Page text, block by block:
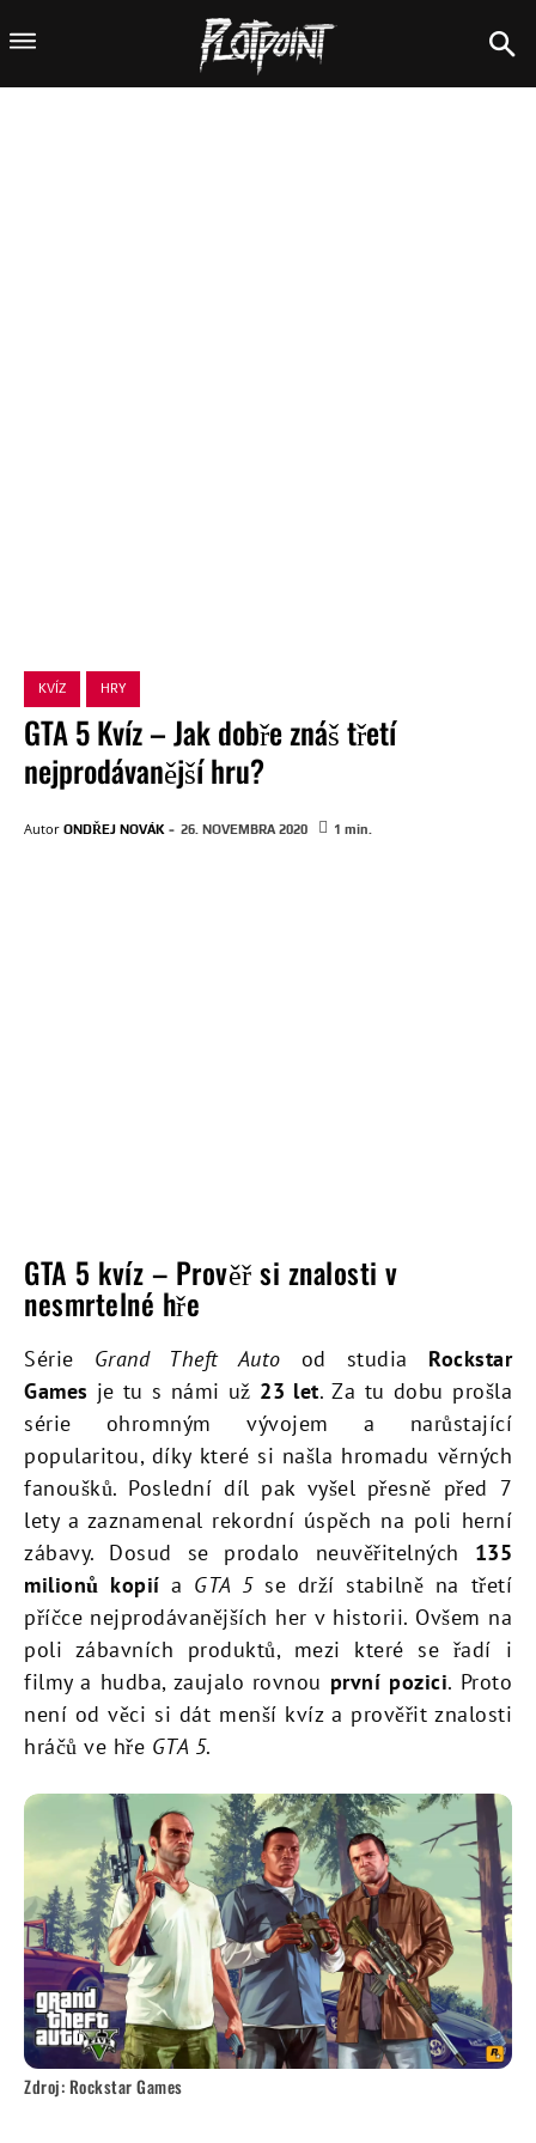
KVÍZ HRY
GTA 5 Kvíz – Jak dobře znáš třetí
nejprodávanější hru?
Autor ONDŘEJ NOVÁK - 26. NOVEMBRA 2020 1 min.
GTA 5 kvíz – Prověř si znalosti v
nesmrtelné hře
Série Grand Theft Auto od studia Rockstar
Games je tu s námi už 23 let. Za tu dobu prošla
série ohromným vývojem a narůstající
popularitou, díky které si našla hromadu věrných
fanoušků. Poslední díl pak vyšel přesně před 7
lety a zaznamenal rekordní úspěch na poli herní
zábavy. Dosud se prodalo neuvěřitelných 135
milionů kopií a GTA 5se drží stabilně na třetí
příčce nejprodávanějších her v historii. Ovšem na
poli zábavních produktů, mezi které se řadí i
filmy a hudba, zaujalo rovnou první pozici. Proto
není od věci si dát menší kvíz a prověřit znalosti
hráčů ve hře GTA 5.
Zdroj: Rockstar Games